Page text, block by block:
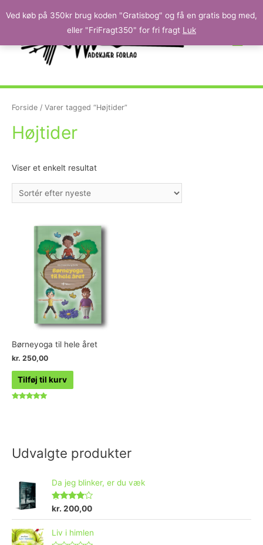
Ved køb på 350kr brug koden "Gratisbog" og få en gratis bog med,
eller "FriFragt350" for fri fragt Luk
Forside / Varer tagged “Højtider”
Højtider
Viser et enkelt resultat
Børneyoga til hele året
kr. 250,00
Tilføj til kurv
Udvalgte produkter
Da jeg blinker, er du væk
Vurderet
ud af 5
kr. 200,00
Liv i himlen